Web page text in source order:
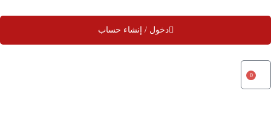
دخول / إنشاء حساب
0